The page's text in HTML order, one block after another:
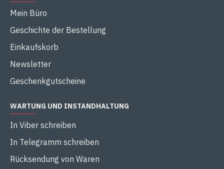
Mein Büro
Geschichte der Bestellung
Einkaufskorb
Newsletter
Geschenkgutscheine
WARTUNG UND INSTANDHALTUNG
In Viber schreiben
In Telegramm schreiben
Rücksendung von Waren